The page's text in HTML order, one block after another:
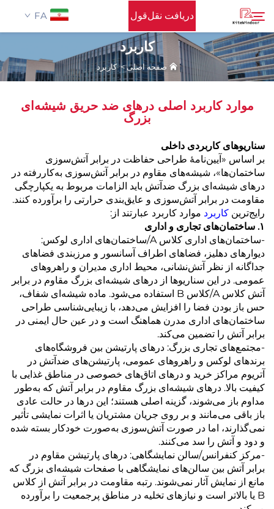
دریافت نقل‌قول FA
صفحه اصلی
پشتیبانی
محصولات
استفاده
اخبار
تماس با ما
کاربرد
صفحه اصلی>کاربرد
موارد کاربرد اصلی درهای ضد حریق شیشه‌ای
بزرگ
سناریوهای کاربردی داخلی
بر اساس «آیین‌نامهٔ طراحی حفاظت در برابر آتش‌سوزی
ساختمان‌ها»، شیشه‌های مقاوم در برابر آتش‌سوزی به‌کاررفته در
درهای شیشه‌ای بزرگ ضدآتش باید الزامات مربوط به یکپارچگی
مقاومت در برابر آتش‌سوزی و عایق‌بندی حرارتی را برآورده کنند.
رایج‌ترین کاربرد موارد کاربرد عبارتند از:
۱. ساختمان‌های تجاری و اداری
-ساختمان‌های اداری کلاس A/ساختمان‌های اداری لوکس:
دیوارهای دهلیز، فضاهای اطراف آسانسور و مرزبندی فضاهای
جداگانه از نظر آتش‌نشانی، محیط اداری مدیران و راهروهای
عمومی. در این سناریوها از درهای شیشه‌ای بزرگ مقاوم در برابر
آتش کلاس A/کلاس B استفاده می‌شود. ماده شیشه‌ای شفاف،
حس باز بودن فضا را افزایش می‌دهد، با زیبایی‌شناسی طراحی
ساختمان‌های اداری مدرن هماهنگ است و در عین حال ایمنی در
برابر آتش را تضمین می‌کند.
-مجتمع‌های تجاری بزرگ: درهای پارتیشن بین فروشگاه‌های
برندهای لوکس و راهروهای عمومی، پارتیشن‌های ضدآتش در
آتریوم مراکز خرید و درهای اتاق‌های خصوصی در مناطق غذایی با
کیفیت بالا. درهای شیشه‌ای بزرگ مقاوم در برابر آتش که به‌طور
مداوم باز می‌شوند، گزینه اصلی هستند؛ این درها در حالت عادی
باز باقی می‌مانند و بر روی جریان مشتریان یا اثرات نمایشی تأثیر
نمی‌گذارند، اما در صورت آتش‌سوزی به‌صورت خودکار بسته شده
و دود و آتش را سد می‌کنند.
-مرکز کنفرانس/سالن نمایشگاهی: درهای پارتیشن مقاوم در
برابر آتش بین سالن‌های نمایشگاهی با صفحات شیشه‌ای بزرگ که
مانع از نمایش آثار نمی‌شوند. رتبه مقاومت در برابر آتش از کلاس
B یا بالاتر است و نیازهای تخلیه در مناطق پرجمعیت را برآورده